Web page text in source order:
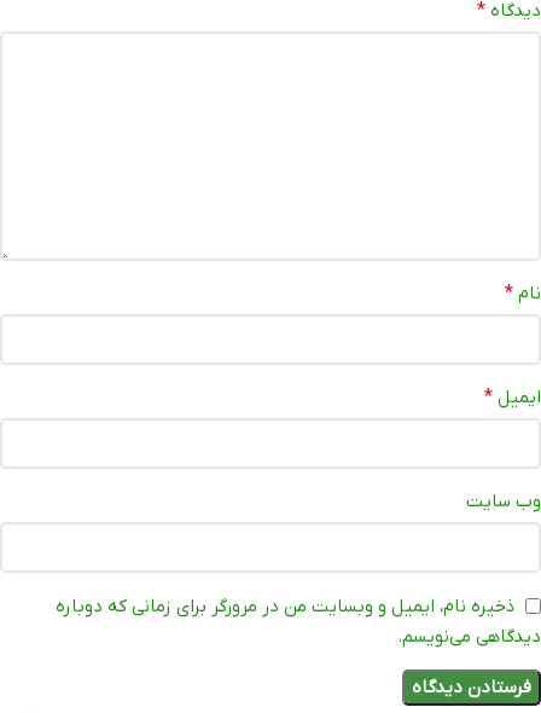
دیدگاه *
نام *
ایمیل *
وب‌ سایت
ذخیره نام، ایمیل و وبسایت من در مرورگر برای زمانی که دوباره
دیدگاهی می‌نویسم.